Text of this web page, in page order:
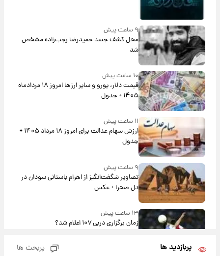
۹ ساعت پیش
محل کشف جسد حمیدرضا رجب‌زاده مشخص
شد
۱۰ ساعت پیش
قیمت دلار، یورو و سایر ارزها امروز ۱۸ مردادماه
۱۴۰۵ + جدول
۱۱ ساعت پیش
ارزش سهام عدالت برای امروز ۱۸ مرداد ۱۴۰۵ +
جدول
۹ ساعت پیش
تصاویر شگفت‌انگیز از اهرام باستانی سودان در
دل صحرا + عکس
۱۳ ساعت پیش
زمان برگزاری دربی ۱۰۷ اعلام شد؟
پربازدید ها پربحث ها